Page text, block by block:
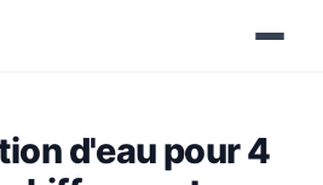
d'eau pour 4